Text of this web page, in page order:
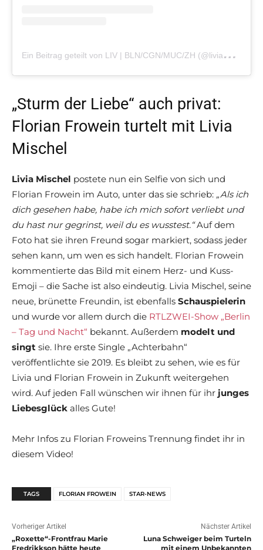
E
in Beitrag geteilt von LIV | BLN/CGN/MUC/ZH (@liviamischel)
„Sturm der Liebe“ auch privat:
Florian Frowein turtelt mit Livia
Mischel
Livia Mischel postete nun ein Selfie von sich und
Florian Frowein im Auto, unter das sie schrieb: „Als ich
dich gesehen habe, habe ich mich sofort verliebt und
du hast nur gegrinst, weil du es wusstest.“Auf dem
Foto hat sie ihren Freund sogar markiert, sodass jeder
sehen kann, um wen es sich handelt. Florian Frowein
kommentierte das Bild mit einem Herz- und Kuss-
Emoji – die Sache ist also eindeutig. Livia Mischel, seine
neue, brünette Freundin, ist ebenfalls Schauspielerin
und wurde vor allem durch die RTLZWEI-Show „Berlin
– Tag und Nacht“ bekannt. Außerdem modelt und
singt sie. Ihre erste Single „Achterbahn“
veröffentlichte sie 2019. Es bleibt zu sehen, wie es für
Livia und Florian Frowein in Zukunft weitergehen
wird. Auf jeden Fall wünschen wir ihnen für ihr junges
Liebesglück alles Gute!
Mehr Infos zu Florian Froweins Trennung findet ihr in
diesem Video!
TAGS FLORIAN FROWEIN STAR-NEWS
Vorheriger Artikel
„Roxette“-Frontfrau Marie
Fredrikkson hätte heute
Nächster Artikel
Luna Schweiger beim Turteln
mit einem Unbekannten